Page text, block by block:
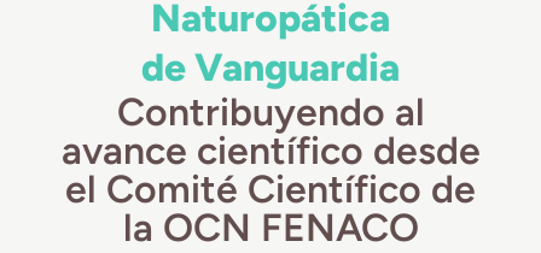
Naturopática
de Vanguardia
Contribuyendo al
avance científico desde
el Comité Científico de
la OCN FENACO